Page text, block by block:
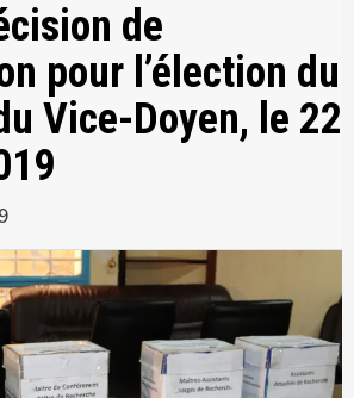
de
pour l’élection du
Vice-Doyen, le 22